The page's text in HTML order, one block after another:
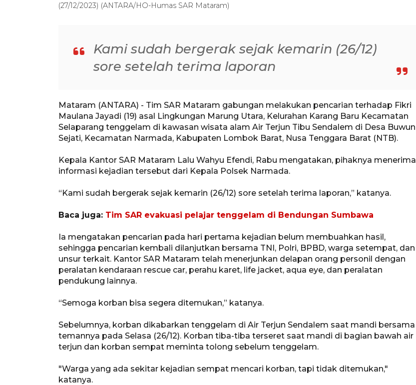
(27/12/2023) (ANTARA/HO-Humas SAR Mataram)
Kami sudah bergerak sejak kemarin (26/12)
sore setelah terima laporan
Mataram (ANTARA) - Tim SAR Mataram gabungan melakukan pencarian terhadap Fikri
Maulana Jayadi (19) asal Lingkungan Marung Utara, Kelurahan Karang Baru Kecamatan
Selaparang tenggelam di kawasan wisata alam Air Terjun Tibu Sendalem di Desa Buwun
Sejati, Kecamatan Narmada, Kabupaten Lombok Barat, Nusa Tenggara Barat (NTB).
Kepala Kantor SAR Mataram Lalu Wahyu Efendi, Rabu mengatakan, pihaknya menerima
informasi kejadian tersebut dari Kepala Polsek Narmada.
“Kami sudah bergerak sejak kemarin (26/12) sore setelah terima laporan,” katanya.
Baca juga: Tim SAR evakuasi pelajar tenggelam di Bendungan Sumbawa
Ia mengatakan pencarian pada hari pertama kejadian belum membuahkan hasil,
sehingga pencarian kembali dilanjutkan bersama TNI, Polri, BPBD, warga setempat, dan
unsur terkait. Kantor SAR Mataram telah menerjunkan delapan orang personil dengan
peralatan kendaraan rescue car, perahu karet, life jacket, aqua eye, dan peralatan
pendukung lainnya.
“Semoga korban bisa segera ditemukan,” katanya.
Sebelumnya, korban dikabarkan tenggelam di Air Terjun Sendalem saat mandi bersama
temannya pada Selasa (26/12). Korban tiba-tiba terseret saat mandi di bagian bawah air
terjun dan korban sempat meminta tolong sebelum tenggelam.
"Warga yang ada sekitar kejadian sempat mencari korban, tapi tidak ditemukan,"
katanya.